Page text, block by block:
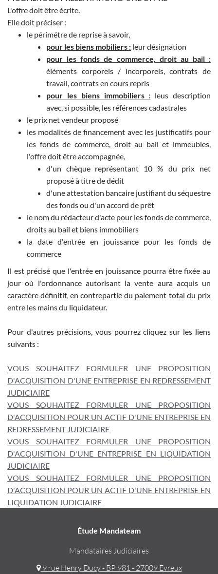
L'offre doit être écrite.
Elle doit préciser :
le périmétre de reprise à savoir,
pour les biens mobiliers : leur désignation
pour les fonds de commerce, droit au bail :
éléments corporels / incorporels, contrats de
travail, contrats en cours repris
pour les biens immobiliers : leus description
avec, si possible, les références cadastrales
le prix net vendeur proposé
les modalités de financement avec les justificatifs pour
les fonds de commerce, droit au bail et immeubles,
l'offre doit être accompagnée,
d'un chèque représentant 10 % du prix net
proposé à titre de dédit
d'une attestation bancaire justifiant du séquestre
des fonds ou d'un accord de prêt
le nom du rédacteur d'acte pour les fonds de commerce,
droits au bail et biens immobiliers
la date d'entrée en jouissance pour les fonds de
commerce
Il est précisé que l'entrée en jouissance pourra être fixée au
jour où l'ordonnance autorisant la vente aura acquis un
caractère définitif, en contrepartie du paiement total du prix
entre les mains du liquidateur.
Pour d'autres précisions, vous pourrez cliquez sur les liens
suivants :
VOUS SOUHAITEZ FORMULER UNE PROPOSITION
D'ACQUISITION D'UNE ENTREPRISE EN REDRESSEMENT
JUDICIAIRE
VOUS SOUHAITEZ FORMULER UNE PROPOSITION
D'ACQUISITION POUR UN ACTIF D'UNE ENTREPRISE EN
REDRESSEMENT JUDICIAIRE
VOUS SOUHAITEZ FORMULER UNE PROPOSITION
D'ACQUISITION D'UNE ENTREPRISE EN LIQUIDATION
JUDICIAIRE
VOUS SOUHAITEZ FORMULER UNE PROPOSITION
D'ACQUISITION POUR UN ACTIF D'UNE ENTREPRISE EN
LIQUIDATION JUDICIAIRE
Étude Mandateam
Mandataires Judiciaires
9 rue Henry Ducy - BP 981 - 27009 Evreux